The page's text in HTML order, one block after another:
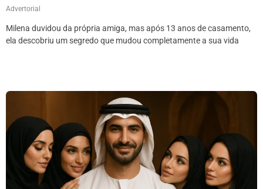
Advertorial
Milena duvidou da própria amiga, mas após 13 anos de casamento,
ela descobriu um segredo que mudou completamente a sua vida